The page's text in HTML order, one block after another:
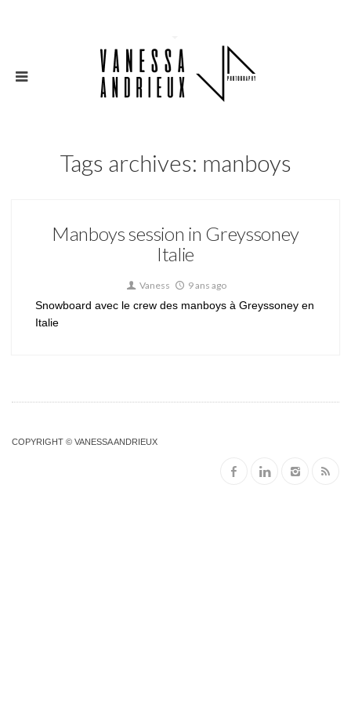
Tags archives: manboys
Manboys session in Greyssoney
Italie
Vaness 9 ans ago
Snowboard avec le crew des manboys à Greyssoney en
Italie
COPYRIGHT © VANESSA ANDRIEUX